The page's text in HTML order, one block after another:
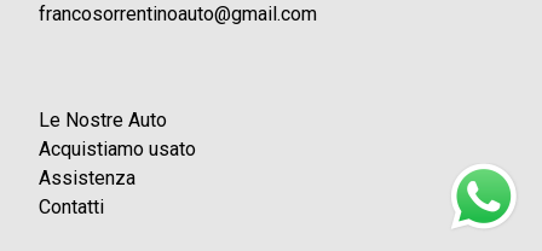
francosorrentinoauto@gmail.com
Le Nostre Auto
Acquistiamo usato
Assistenza
Contatti